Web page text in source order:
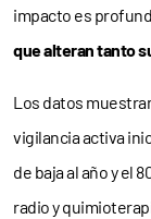
impacto es
que alteran tanto
Los datos
vigilancia activa
de baja al año y el
radio y